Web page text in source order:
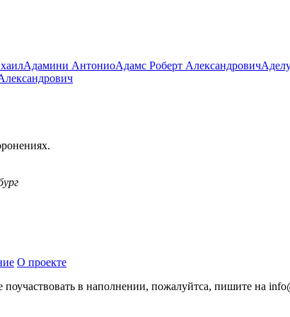
Адамини АнтониоАдамс Роберт Александрович
О проекте
в наполнении, пожалуйтса, пишите на